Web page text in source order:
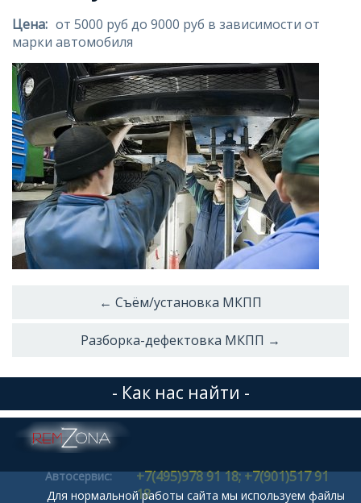
Для нормальной работы сайта мы используем файлы
Цена: от 5000 руб до 9000 руб в зависимости от
марки автомобиля
← Съём/установка МКПП
Разборка-дефектовка МКПП →
- Как нас найти -
Автосервис:
+7(495)978 91 18; +7(901)517 91
18